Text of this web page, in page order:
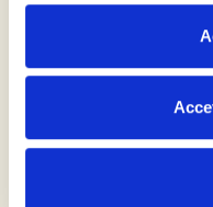
Obiettivi chiari e
Definisce obiettivi